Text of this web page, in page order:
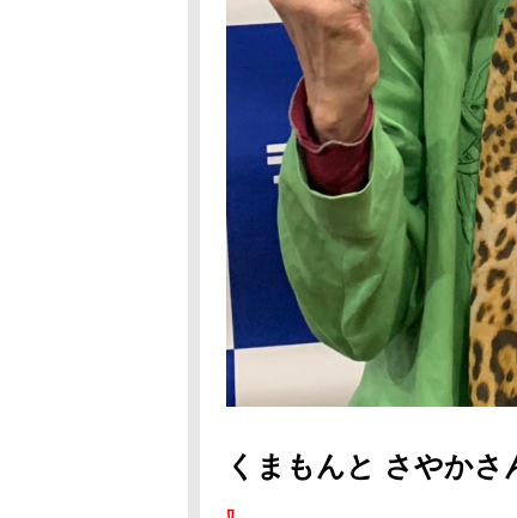
くまもんと さやかさ